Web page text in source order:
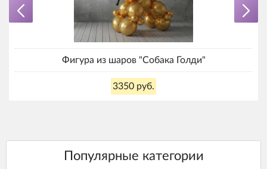
Фигура из шаров "Собака Голди"
3350 руб.